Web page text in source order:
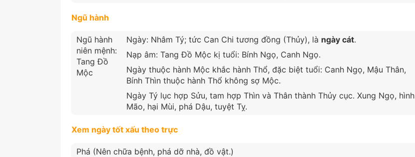
Ngũ hành
Ngũ hành
niên mệnh:
Tang Đồ
Mộc
Ngày: Nhâm Tý; tức Can Chi tương đồng (Thủy), là ngày cát.
Nạp âm: Tang Đồ Mộc kị tuổi: Bính Ngọ, Canh Ngọ.
Ngày thuộc hành Mộc khắc hành Thổ, đặc biệt tuổi: Canh Ngọ, Mậu Thân,
Bính Thìn thuộc hành Thổ không sợ Mộc.
Ngày Tý lục hợp Sửu, tam hợp Thìn và Thân thành Thủy cục. Xung Ngọ, hình
Mão, hại Mùi, phá Dậu, tuyệt Tỵ.
Xem ngày tốt xấu theo trực
Phá (Nên chữa bệnh, phá dỡ nhà, đồ vật.)